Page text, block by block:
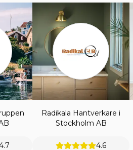
Radikala Hantverkare i
Stockholm AB
4.6